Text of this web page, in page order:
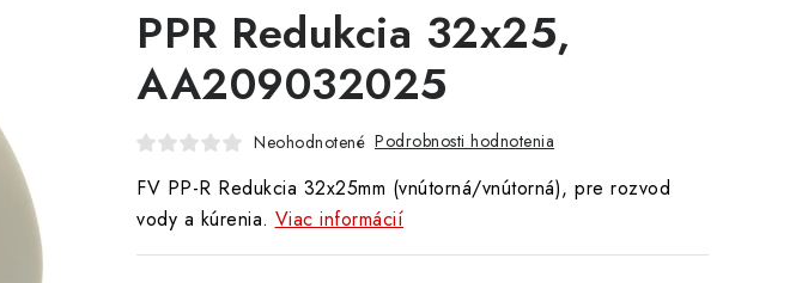
PPR Redukcia 32x25,
AA209032025
Neohodnotené Podrobnosti hodnotenia
FV PP-R Redukcia 32x25mm (vnútorná/vnútorná), pre rozvod
vody a kúrenia. Viac informácií